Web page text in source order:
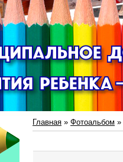
Главная » Фотоальбом »